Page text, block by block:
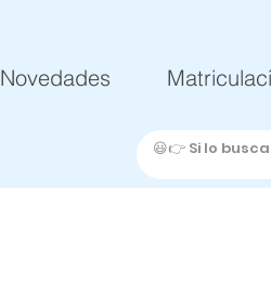
Novedades